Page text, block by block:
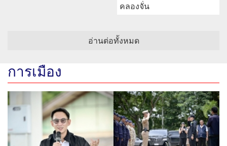
คลองจั่น
อ่านต่อทั้งหมด
การเมือง